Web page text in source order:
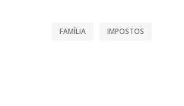
FAMÍLIA IMPOSTOS